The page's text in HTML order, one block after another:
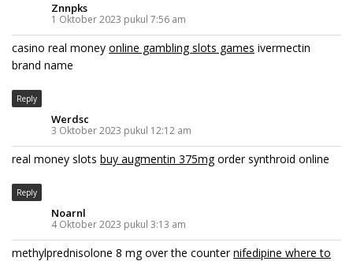
Znnpks
1 Oktober 2023 pukul 7:56 am
casino real money online gambling slots games ivermectin
brand name
Reply
Werdsc
3 Oktober 2023 pukul 12:12 am
real money slots buy augmentin 375mgorder synthroid online
Reply
Noarnl
4 Oktober 2023 pukul 3:13 am
methylprednisolone 8 mg over the counternifedipine where to